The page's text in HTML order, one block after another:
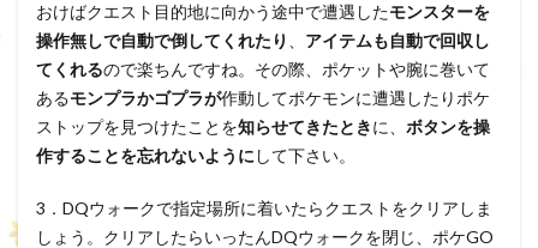
おけばクエスト目的地に向かう途中で遭遇したモンスターを
操作無しで自動で倒してくれたり
アイテムも自動で回収し
てくれるので楽ちんですね。その際、ポケットや腕に巻いて
あるモンプラかゴプラが作動してポケモンに遭遇したりポケ
ストップを見つけたことを知らせてきたときに、 ボタンを操
作することを忘れないように して下さい。
3．DQウォークで指定場所に着いたらクエストをクリアしま
しょう。クリアしたらいったんDQウォークを閉じ、ポケGO